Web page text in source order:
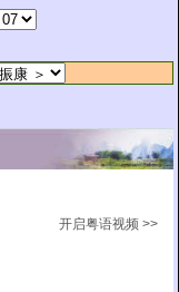
开启粤语视频 >>